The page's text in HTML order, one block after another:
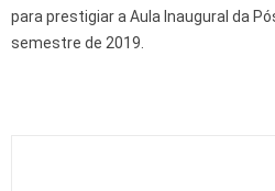
para prestigiar a Aula Inaugural da
semestre de 2019.